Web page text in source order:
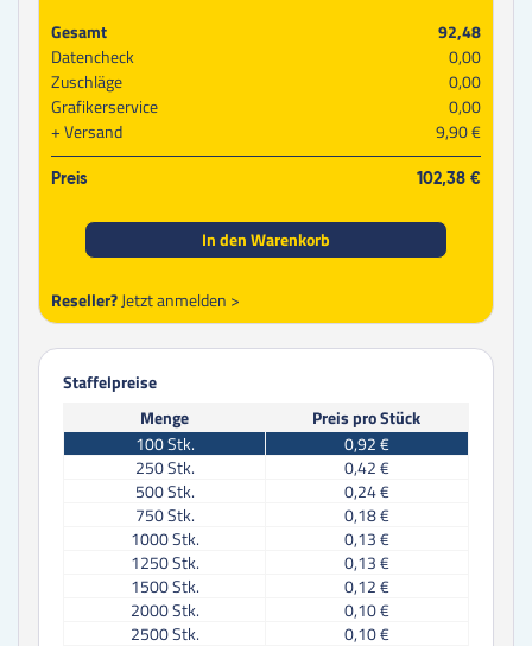
Gesamt
92,48
Datencheck
0,00
Zuschläge
0,00
Grafikerservice
0,00
Versand
9,90 €
Preis 102,38 €
In den Warenkorb
Reseller?Jetzt anmelden >
Staffelpreise
Menge
Preis pro Stück
100Stk.
0,92 €
250Stk.
0,42 €
500Stk.
0,24 €
750Stk.
0,18 €
1000Stk.
0,13 €
1250Stk.
0,13 €
1500Stk.
0,12 €
2000Stk.
0,10 €
2500Stk.
0,10 €